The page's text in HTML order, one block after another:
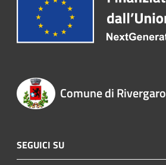
Comune di Rivergaro
SEGUICI SU